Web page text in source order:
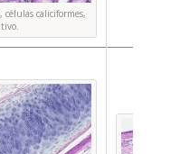
caliciformes,